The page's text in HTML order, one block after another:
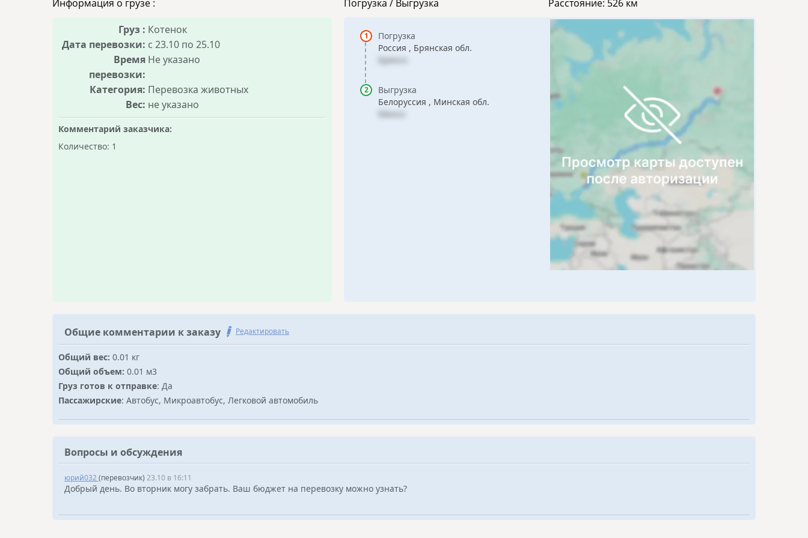
Информация о грузе :
Груз : Котенок
Дата перевозки: с 23.10 по 25.10
Время
перевозки:
Не указано
Категория: Перевозка животных
Вес: не указано
Комментарий заказчика:
Количество: 1
Погрузка / Выгрузка
Погрузка
Россия , Брянская обл.
Брянск
Выгрузка
Белоруссия , Минская обл.
Минск
Расстояние: 526 км
Общие комментарии к заказу Редактировать
Общий вес: 0.01 кг
Общий объем: 0.01 м3
Груз готов к отправке: Да
Пассажирские: Автобус, Микроавтобус, Легковой автомобиль
Вопросы и обсуждения
юрий032 (перевозчик) 23.10 в 16:11
Добрый день. Во вторник могу забрать. Ваш бюджет на перевозку можно узнать?